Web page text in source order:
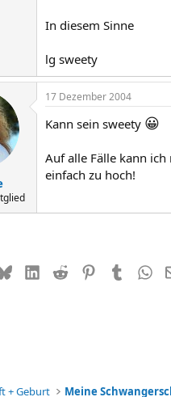
In diesem Sinne
lg sweety
17 Dezember 2004
Kann sein sweety 😀
Auf alle Fälle kann
einfach zu hoch!
BlueskyLinkedIn
Reddit PinterestTumblr
+ Geburt